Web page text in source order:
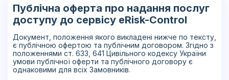
Публічна оферта про надання послуг
доступу до сервісу eRisk-Control
Документ, положення якого викладені нижче по тексту,
є публічною офертою та публічним договором. Згідно з
положеннями ст. 633, 641 Цивільного кодексу України
умови публічної оферти та публічного договору є
однаковими для всіх Замовників.